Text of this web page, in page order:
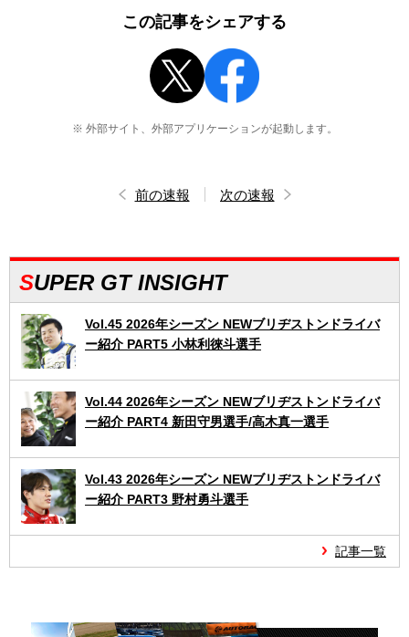
この記事をシェアする
※ 外部サイト、外部アプリケーションが起動します。
前の速報 次の速報
SUPER GT INSIGHT
Vol.45 2026年シーズン NEWブリヂストンドライバ
ー紹介 PART5 小林利徠斗選手
Vol.44 2026年シーズン NEWブリヂストンドライバ
ー紹介 PART4 新田守男選手/高木真一選手
Vol.43 2026年シーズン NEWブリヂストンドライバ
ー紹介 PART3 野村勇斗選手
記事一覧